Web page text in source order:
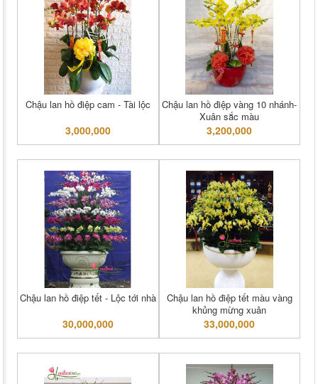
Chậu lan hồ điệp cam - Tài lộc
3,000,000
Chậu lan hồ điệp vàng 10 nhánh-
Xuân sắc màu
3,200,000
Chậu lan hồ điệp tết - Lộc tới nhà
30,000,000
Chậu lan hồ điệp tết màu vàng
khủng mừng xuân
33,000,000